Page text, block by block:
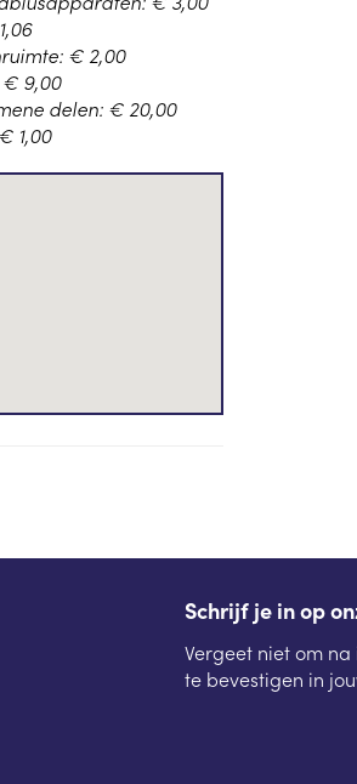
€ 2,00
9,00
delen: € 20,00
1,00
Schrijf je in op
Vergeet niet om
te bevestigen in